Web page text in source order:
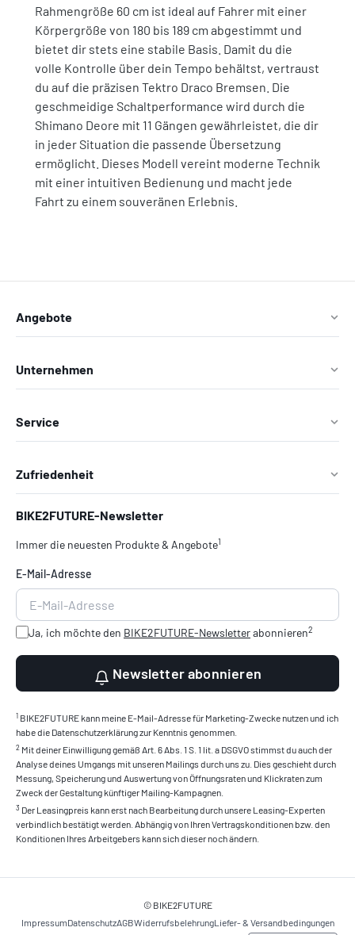
Rahmengröße 60 cm ist ideal auf Fahrer mit einer
Körpergröße von 180 bis 189 cm abgestimmt und
bietet dir stets eine stabile Basis. Damit du die
volle Kontrolle über dein Tempo behältst, vertraust
du auf die präzisen Tektro Draco Bremsen. Die
geschmeidige Schaltperformance wird durch die
Shimano Deore mit 11 Gängen gewährleistet, die dir
in jeder Situation die passende Übersetzung
ermöglicht. Dieses Modell vereint moderne Technik
mit einer intuitiven Bedienung und macht jede
Fahrt zu einem souveränen Erlebnis.
Angebote
Unternehmen
Service
Zufriedenheit
BIKE2FUTURE-Newsletter
Immer die neuesten Produkte & Angebote1
E-Mail-Adresse
Ja, ich möchte den BIKE2FUTURE-Newsletterabonnieren2
Newsletter abonnieren
1 BIKE2FUTURE kann meine E-Mail-Adresse für Marketing-Zwecke nutzen und ich
habe die Datenschutzerklärung zur Kenntnis genommen.
2 Mit deiner Einwilligung gemäß Art. 6 Abs. 1 S. 1 lit. a DSGVO stimmst du auch der
Analyse deines Umgangs mit unseren Mailings durch uns zu. Dies geschieht durch
Messung, Speicherung und Auswertung von Öffnungsraten und Klickraten zum
Zweck der Gestaltung künftiger Mailing-Kampagnen.
3 Der Leasingpreis kann erst nach Bearbeitung durch unsere Leasing-Experten
verbindlich bestätigt werden. Abhängig von Ihren Vertragskonditionen bzw. den
Konditionen Ihres Arbeitgebers kann sich dieser noch ändern.
© BIKE2FUTURE
ImpressumDatenschutzAGBWiderrufsbelehrungLiefer- & Versandbedingungen